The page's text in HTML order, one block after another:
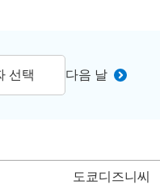
선택 다음 날
도쿄디즈니씨